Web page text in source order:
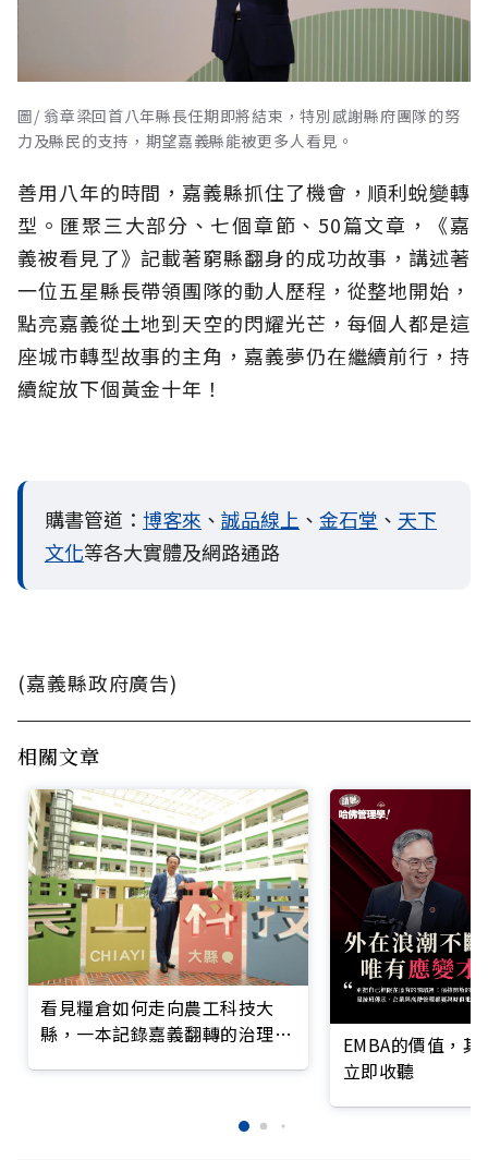
圖/ 翁章梁回首八年縣長任期即將結束，特別感謝縣府團隊的努
力及縣民的支持，期望嘉義縣能被更多人看見。
善用八年的時間，嘉義縣抓住了機會，順利蛻變轉
型。匯聚三大部分、七個章節、50篇文章，《嘉
義被看見了》記載著窮縣翻身的成功故事，講述著
一位五星縣長帶領團隊的動人歷程，從整地開始，
點亮嘉義從土地到天空的閃耀光芒，每個人都是這
座城市轉型故事的主角，嘉義夢仍在繼續前行，持
續綻放下個黃金十年！
購書管道： 博客來 、 誠品線上 、 金石堂 、 天下
文化等各大實體及網路通路
(嘉義縣政府廣告)
相關文章
看見糧倉如何走向農工科技大
縣，一本記錄嘉義翻轉的治理實
EMBA的價值，
立即收聽